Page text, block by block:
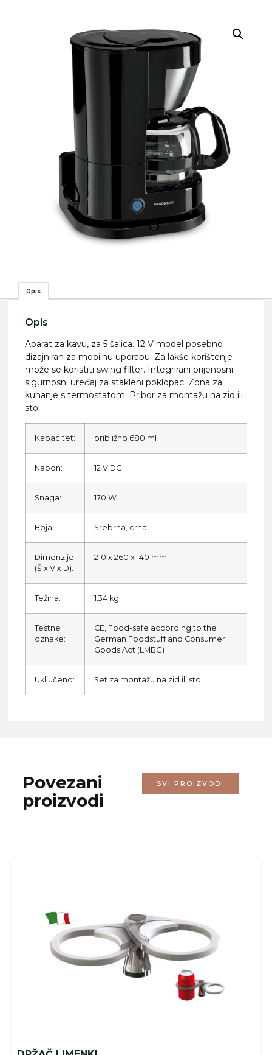
Opis
Opis
Aparat za kavu, za 5 šalica. 12 V model posebno
dizajniran za mobilnu uporabu. Za lakše korištenje
može se koristiti swing filter. Integrirani prijenosni
sigurnosni uređaj za stakleni poklopac. Zona za
kuhanje s termostatom. Pribor za montažu na zid ili
stol.
Kapacitet: približno 680 ml
Napon: 12 V DC
Snaga: 170 W
Boja: Srebrna, crna
Dimenzije
(Š x V x D):
210 x 260 x 140 mm
Težina: 1.34 kg
Testne
oznake:
CE, Food-safe according to the
German Foodstuff and Consumer
Goods Act (LMBG)
Uključeno: Set za montažu na zid ili stol
Povezani
proizvodi
SVI PROIZVODI